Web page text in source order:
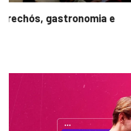
7 de agosto de 2026